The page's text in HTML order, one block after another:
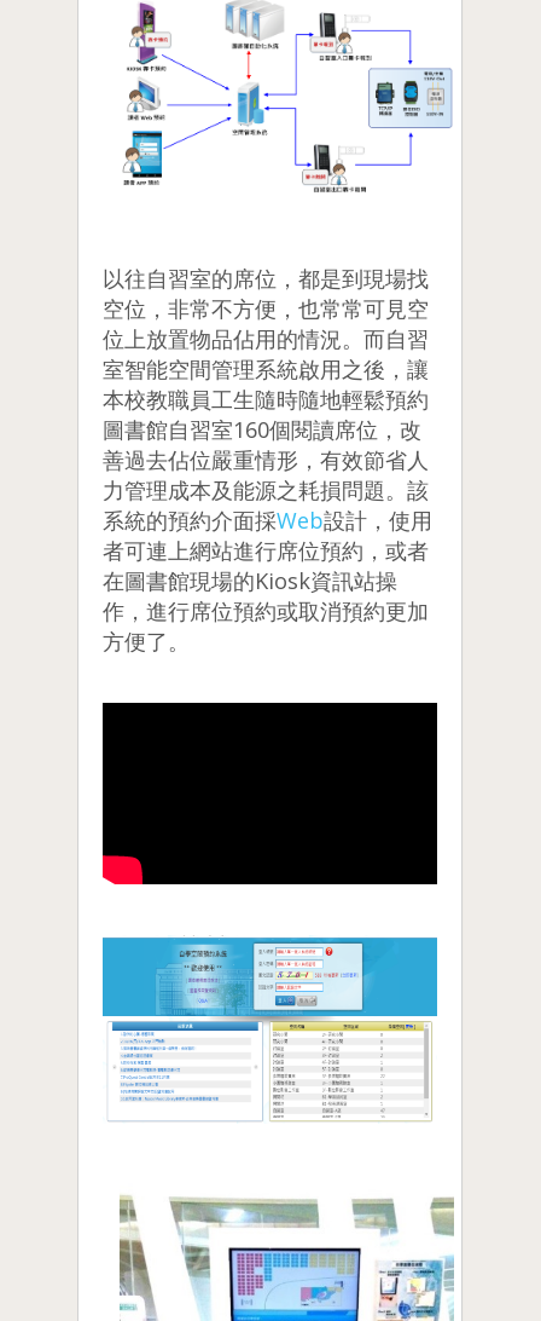
以往自習室的席位，都是到現場找
空位，非常不方便，也常常可見空
位上放置物品佔用的情況。而自習
室智能空間管理系統啟用之後，讓
本校教職員工生隨時隨地輕鬆預約
圖書館自習室160個閱讀席位，改
善過去佔位嚴重情形，有效節省人
力管理成本及能源之耗損問題。該
系統的預約介面採Web設計，使用
者可連上網站進行席位預約，或者
在圖書館現場的Kiosk資訊站操
作，進行席位預約或取消預約更加
方便了。